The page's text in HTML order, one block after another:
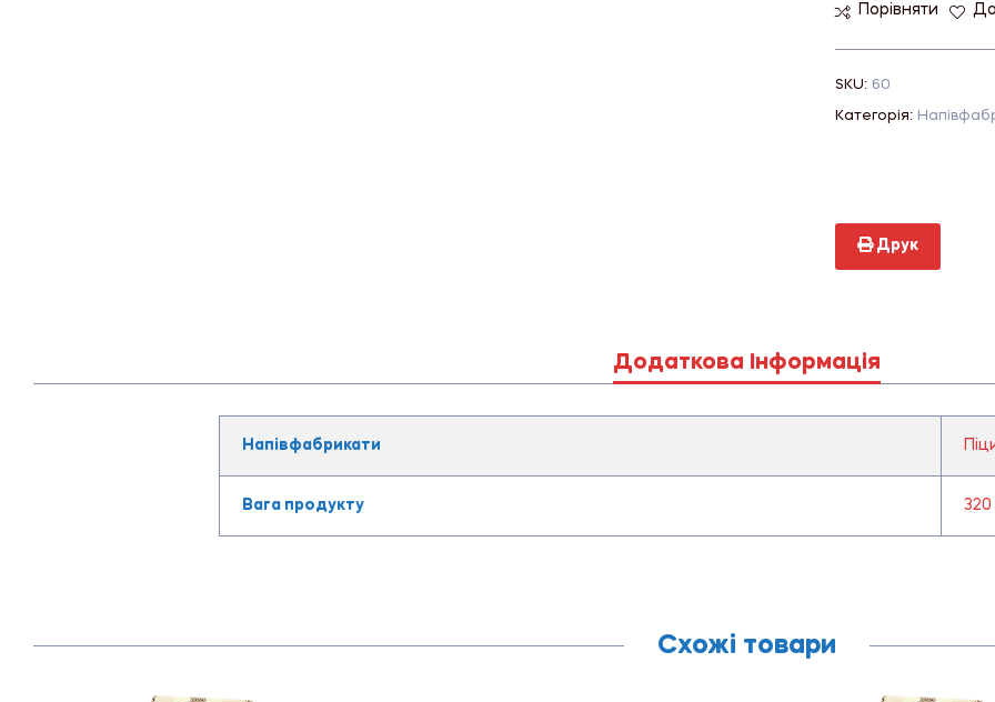
Порівняти
SKU: 60
Категорія:
Друк
Додаткова Інформація
Напівфабрикати
Вага продукту 320
Схожі товари